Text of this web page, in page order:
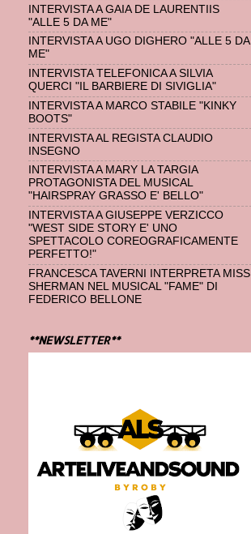
INTERVISTA A GAIA DE LAURENTIIS
"ALLE 5 DA ME"
INTERVISTA A UGO DIGHERO "ALLE 5 DA
ME"
INTERVISTA TELEFONICA A SILVIA
QUERCI "IL BARBIERE DI SIVIGLIA"
INTERVISTA A MARCO STABILE "KINKY
BOOTS"
INTERVISTA AL REGISTA CLAUDIO
INSEGNO
INTERVISTA A MARY LA TARGIA
PROTAGONISTA DEL MUSICAL
"HAIRSPRAY GRASSO E' BELLO"
INTERVISTA A GIUSEPPE VERZICCO
"WEST SIDE STORY E' UNO
SPETTACOLO COREOGRAFICAMENTE
PERFETTO!"
FRANCESCA TAVERNI INTERPRETA MISS
SHERMAN NEL MUSICAL "FAME" DI
FEDERICO BELLONE
**NEWSLETTER**